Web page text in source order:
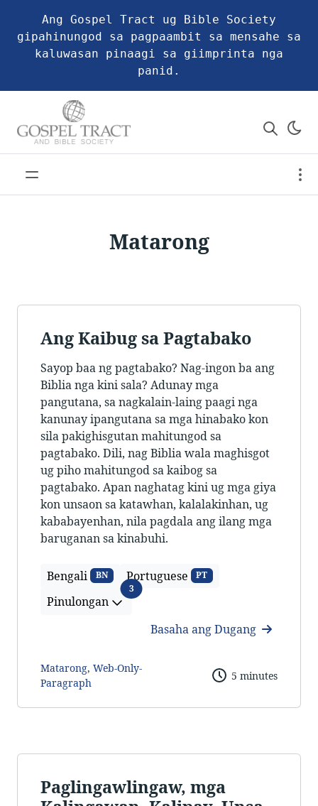
Ang Gospel Tract ug Bible Society
gipahinungod sa pagpaambit sa mensahe sa
kaluwasan pinaagi sa giimprinta nga
panid.
Matarong
Ang Kaibug sa Pagtabako
Sayop baa ng pagtabako? Nag-ingon ba ang
Biblia nga kini sala? Adunay mga
pangutana, sa nagkalain-laing paagi nga
kanunay ipangutana sa mga hinabako kon
sila pakighisgutan mahitungod sa
pagtabako. Dili, nag Biblia wala maghisgot
ug piho mahitungod sa kaibog sa
pagtabako. Apan naghatag kini ug mga giya
kon unsaon sa katawhan, kalalakinhan, ug
kababayenhan, nila pagdala ang ilang mga
baruganan sa kinabuhi.
Bengali BN Portuguese PT
Pinulongan
3Pinulongan
Basaha ang Dugang
Matarong, Web-Only-
Paragraph
5 minutes
Paglingawlingaw, mga